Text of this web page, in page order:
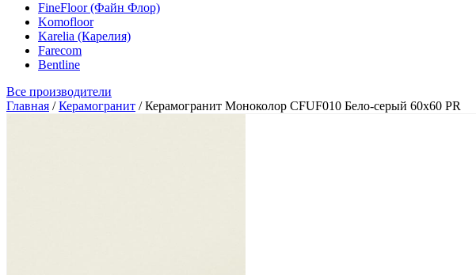
FineFloor (Файн Флор)
Komofloor
Karelia (Карелия)
Farecom
Bentline
Все производители
Главная /Керамогранит /Керамогранит Моноколор CFUF010 Бело-серый 60х60 PR